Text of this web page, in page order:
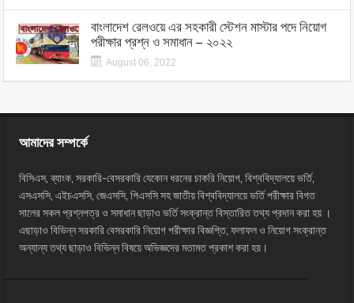
বাংলাদেশ রেলওয়ে এর সহকারী স্টেশন মাস্টার পদে নিয়োগ
পরীক্ষার প্রশ্ন ও সমাধান – ২০২২
August 06, 2022
আমাদের সম্পর্কে
বিসিএস, ব্যাংক, সরকারি-বেসরকারি যেকোন ধরনের চাকরি নিয়োগ, বিশ্ববিদ্যালয়ে ভর্তি,
এসএসসি, এইচএসসি, জেএসসি, পিএসসি সহ জাতীয় বিশ্ববিদ্যালয়ে ভর্তি পরীক্ষার বিগত
সালের সকল প্রশ্নপত্র ও সমাধান ছাড়াও ভর্তি সংক্রান্ত বিস্তারিত তথ্য প্রদান করা হয় ।
এছাড়াও বিভিন্ন সরকারি বেসরকারি নিয়োগ পরীক্ষার বিজ্ঞপ্তি, ফলাফল ও নিয়োগ সংক্রান্ত
অন্যান্য তথ্য ছাড়াও বিভিন্ন বিষয়ে অভিজ্ঞদের মতামত প্রকাশ করা হয়।